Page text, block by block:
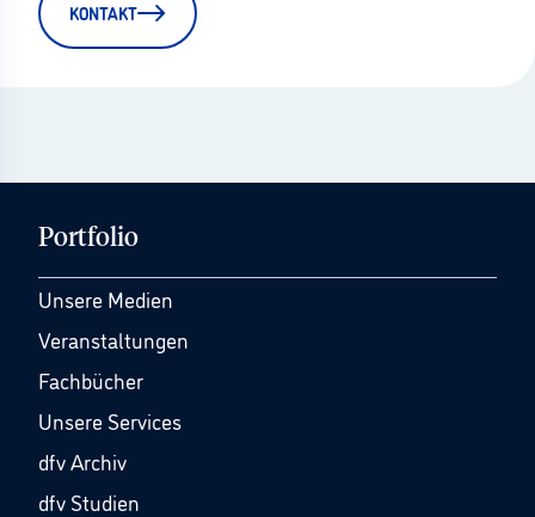
KONTAKT
Portfolio
Unsere Medien
Veranstaltungen
Fachbücher
Unsere Services
dfv Archiv
dfv Studien